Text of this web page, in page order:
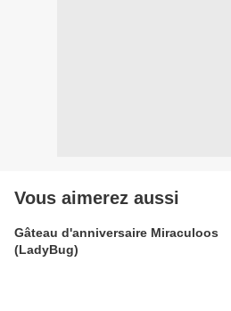
Vous aimerez aussi
Gâteau d'anniversaire Miraculoos
(LadyBug)